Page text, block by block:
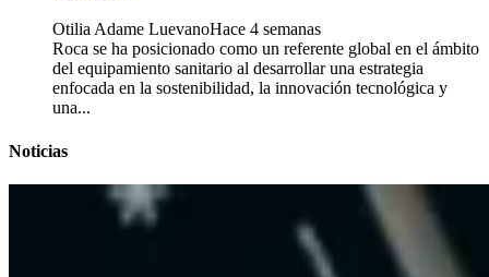
Otilia Adame LuevanoHace 4 semanas
Roca se ha posicionado como un referente global en el ámbito
del equipamiento sanitario al desarrollar una estrategia
enfocada en la sostenibilidad, la innovación tecnológica y
una...
Noticias